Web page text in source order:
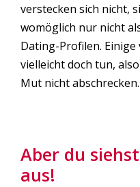
verstecken sich nicht,
womöglich nur nicht
Dating-Profilen.
vielleicht doch tun,
Mut nicht abschrecken.
Aber du
aus!